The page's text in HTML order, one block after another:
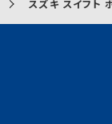
スズキ スイフト